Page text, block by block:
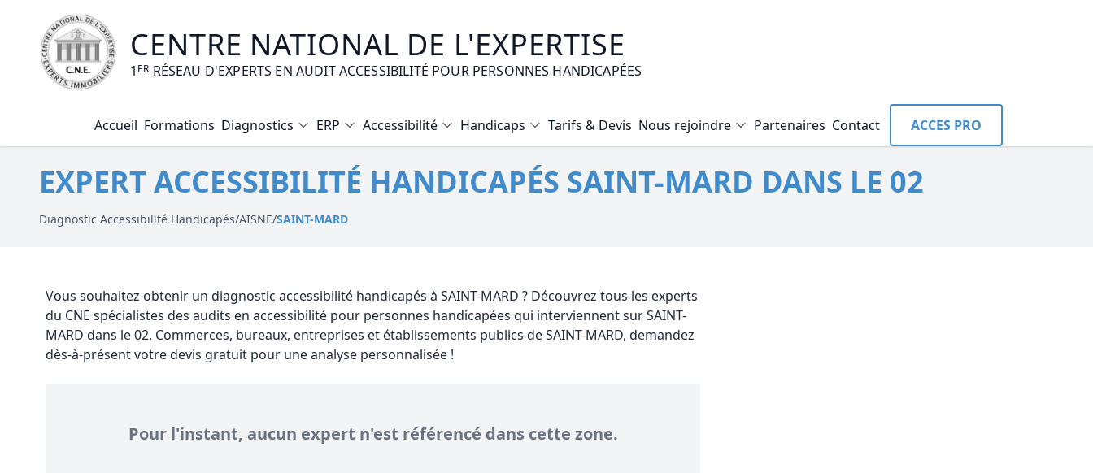
CENTRE NATIONAL DE L'EXPERTISE
1 ER RÉSEAU D'EXPERTS EN AUDIT ACCESSIBILITÉ POUR PERSONNES HANDICAPÉES
Accueil Formations Diagnostics
Diagnostic Electrique
Diagnostic Gaz
Diagnostic Plomb
Certificat d’Habitabilité
ERP Accessibilité Handicaps Tarifs & Devis Nous rejoindre Partenaires Contact ACCES PRO
EXPERT ACCESSIBILITÉ HANDICAPÉS SAINT-MARD DANS LE 02
Diagnostic Accessibilité Handicapés/AISNE/SAINT-MARD
Vous souhaitez obtenir un diagnostic accessibilité handicapés à SAINT-MARD ? Découvrez tous les experts
du CNE spécialistes des audits en accessibilité pour personnes handicapées qui interviennent sur SAINT-
MARD dans le 02. Commerces, bureaux, entreprises et établissements publics de SAINT-MARD, demandez
dès-à-présent votre devis gratuit pour une analyse personnalisée !
Pour l'instant, aucun expert n'est référencé dans cette zone.